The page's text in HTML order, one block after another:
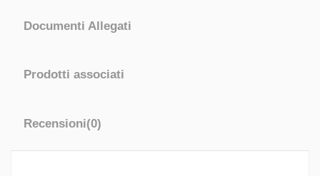
Documenti Allegati
Prodotti associati
Recensioni(0)